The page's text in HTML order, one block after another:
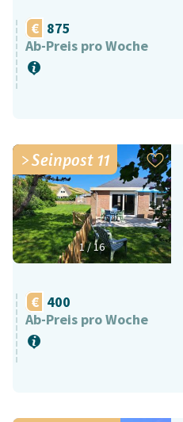
875
Ab-Preis pro Woche
1/16
Seinpost 11
400
Ab-Preis pro Woche